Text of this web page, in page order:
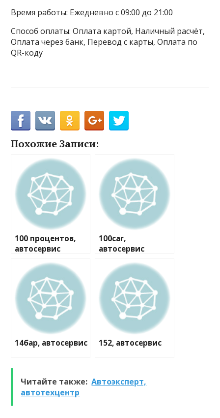
Время работы: Ежедневно с 09:00 до 21:00
Способ оплаты: Оплата картой, Наличный расчёт,
Оплата через банк, Перевод с карты, Оплата по
QR-коду
Похожие Записи:
100 процентов,
автосервис
100car,
автосервис
14бар, автосервис 152, автосервис
Читайте также: Автоэксперт,
автотехцентр